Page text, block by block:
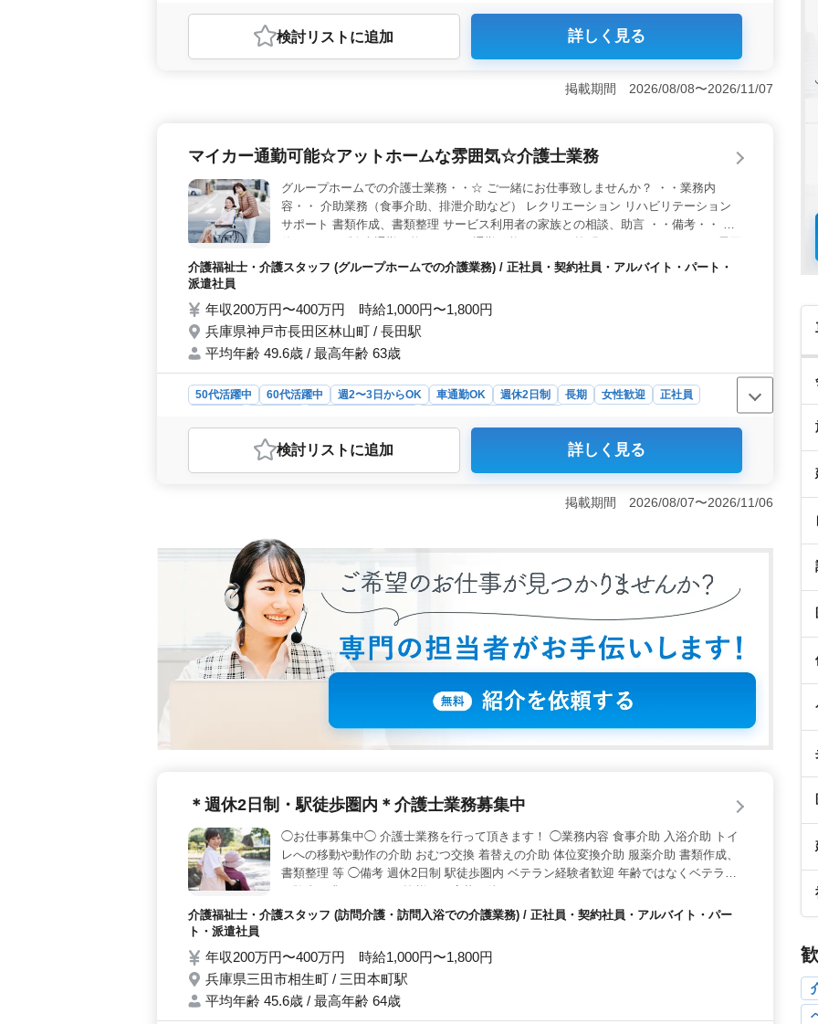
おすすめポイント
＜福利厚生充実＞ 社会保険完備で安心。福利厚生面も充実しております。 経験者限定の求人
トも充実。交通費実費支給あり。 働きやすい環境の中で、長期勤務可能。 ＜多様な業務
検討リスト に追加 詳しく見る
掲載期間 2026/08/08〜2026/11/07
マイカー通勤可能☆アットホームな雰囲気☆介護士業務
グループホームでの介護士業務・・☆ ご一緒にお仕事致しませんか？ ・・業務内
容・・ 介助業務（食事介助、排泄介助など） レクリエーション リハビリテーション
サポート 書類作成、書類整理 サービス利用者の家族との相談、助言 ・・備考・・ 週
気 スタッフみんな仲がいい企業様で、働きやすい環境です♪ 皆様のご応募お待ちして
介護福祉士・介護スタッフ (グループホームでの介護業務) / 正社員・契約社員・アルバイト・パート・
派遣社員
年収200万円〜400万円 時給1,000円〜1,800円
兵庫県神戸市長田区林山町 / 長田駅
平均年齢 49.6歳 / 最高年齢 63歳
50代活躍中 60代活躍中 週2〜3日からOK 車通勤OK 週休2日制 長期 女性歓迎
正社員
おすすめポイント
＜マイカー通勤可能＞ 自家用車での通勤が可能であり、公共交通機関に頼らずに通勤できる利
さが向上します。 ＜アットホームな雰囲気＞ スタッフ全員が明るく、温かい雰囲気の中で
す。新人の方もすぐに馴染めるような雰囲気が魅力的です。 ＜介護業務の幅広さ＞ グルー
プホームでの介護業務は食事介助やレクリエーション、リハビリテーションサポートなど様々な
業務に携わります。またサービス利用者の家族とのコミュニケーションや相談も大切な仕事の一
環です。
検討リスト に追加 詳しく見る
掲載期間 2026/08/07〜2026/11/06
＊週休2日制・駅徒歩圏内＊介護士業務募集中
◯お仕事募集中◯ 介護士業務を行って頂きます！ ◯業務内容 食事介助 入浴介助 トイ
レへの移動や動作の介助 おむつ交換 着替えの介助 体位変換介助 服薬介助 書類作成、
書類整理 等 ◯備考 週休2日制 駅徒歩圏内 ベテラン経験者歓迎 年齢ではなくベテラン
経験者を求めてます！ 皆様のご応募お待ちしております！
介護福祉士・介護スタッフ (訪問介護・訪問入浴での介護業務) / 正社員・契約社員・アルバイト・パー
ト・派遣社員
年収200万円〜400万円 時給1,000円〜1,800円
兵庫県三田市相生町 / 三田本町駅
平均年齢 45.6歳 / 最高年齢 64歳